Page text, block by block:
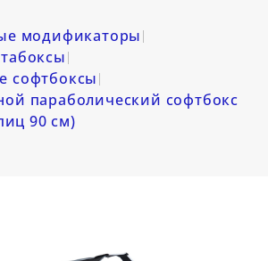
модификаторы
софтбоксы
параболический софтбокс
90 см)